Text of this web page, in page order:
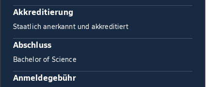
Akkreditierung
Staatlich anerkannt und akkreditiert
Abschluss
Bachelor of Science
Anmeldegebühr